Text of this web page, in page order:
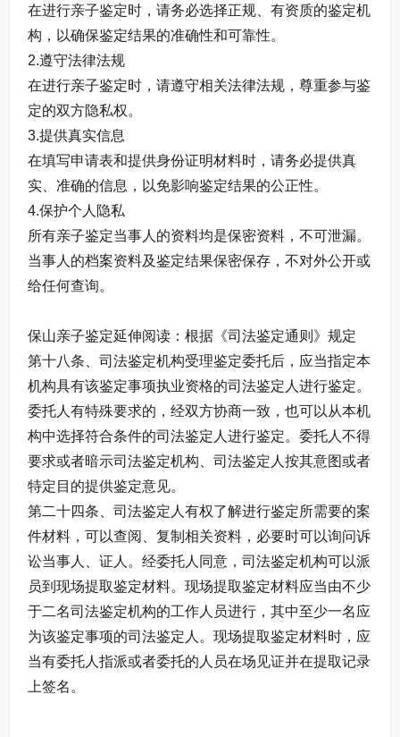
在进行亲子鉴定时，请务必选择正规、有资质的鉴定机
构，以确保鉴定结果的准确性和可靠性。
2.遵守法律法规
在进行亲子鉴定时，请遵守相关法律法规，尊重参与鉴
定的双方隐私权。
3.提供真实信息
在填写申请表和提供身份证明材料时，请务必提供真
实、准确的信息，以免影响鉴定结果的公正性。
4.保护个人隐私
所有亲子鉴定当事人的资料均是保密资料，不可泄漏。
当事人的档案资料及鉴定结果保密保存，不对外公开或
给任何查询。
保山亲子鉴定延伸阅读：根据《司法鉴定通则》规定
第十八条、司法鉴定机构受理鉴定委托后，应当指定本
机构具有该鉴定事项执业资格的司法鉴定人进行鉴定。
委托人有特殊要求的，经双方协商一致，也可以从本机
构中选择符合条件的司法鉴定人进行鉴定。委托人不得
要求或者暗示司法鉴定机构、司法鉴定人按其意图或者
特定目的提供鉴定意见。
第二十四条、司法鉴定人有权了解进行鉴定所需要的案
件材料，可以查阅、复制相关资料，必要时可以询问诉
讼当事人、证人。经委托人同意，司法鉴定机构可以派
员到现场提取鉴定材料。现场提取鉴定材料应当由不少
于二名司法鉴定机构的工作人员进行，其中至少一名应
为该鉴定事项的司法鉴定人。现场提取鉴定材料时，应
当有委托人指派或者委托的人员在场见证并在提取记录
上签名。